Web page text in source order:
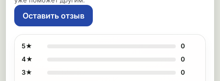
Оставить отзыв
5★
0
4★
0
3★
0